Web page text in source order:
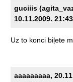
guciiis
10.11.2009.
Uz to konci biļete
aaaaaaaaa,